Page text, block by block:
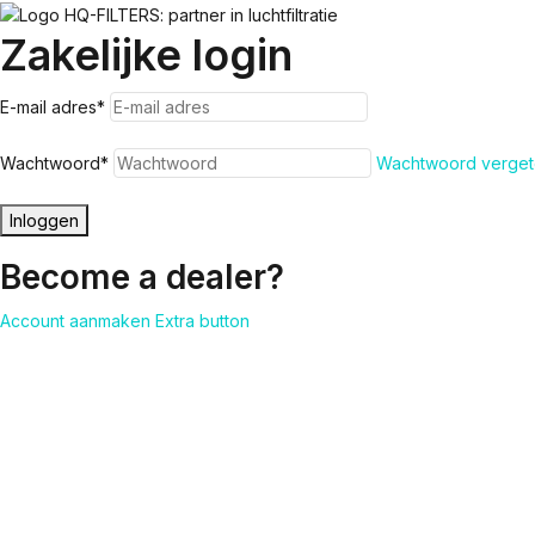
Zakelijke login
E-mail adres*
Wachtwoord* Wachtwoord
Inloggen
Become a dealer?
Account aanmaken Extra button